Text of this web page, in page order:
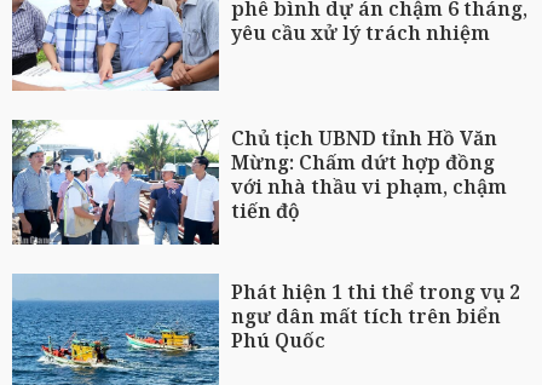
phê bình dự án chậm 6 tháng,
yêu cầu xử lý trách nhiệm
Chủ tịch UBND tỉnh Hồ Văn
Mừng: Chấm dứt hợp đồng
với nhà thầu vi phạm, chậm
tiến độ
Phát hiện 1 thi thể trong vụ 2
ngư dân mất tích trên biển
Phú Quốc